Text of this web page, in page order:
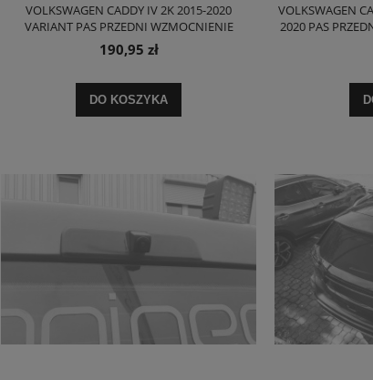
VOLKSWAGEN CADDY IV 2K 2015-2020
VARIANT PAS PRZEDNI WZMOCNIENIE
CZOŁOWE 2K5805588
190,95 zł
DO KOSZYKA
VOLKSWAGEN
2020 PAS